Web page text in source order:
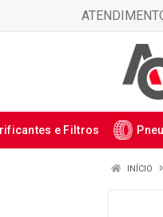
e Filtros
INÍCIO